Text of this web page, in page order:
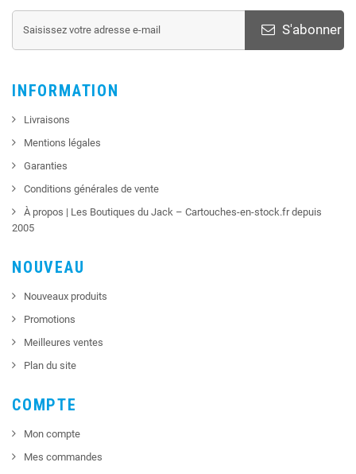
S'abonner
INFORMATION
Livraisons
Mentions légales
Garanties
Conditions générales de vente
À propos | Les Boutiques du Jack – Cartouches-en-stock.fr depuis
2005
NOUVEAU
Nouveaux produits
Promotions
Meilleures ventes
Plan du site
COMPTE
Mon compte
Mes commandes